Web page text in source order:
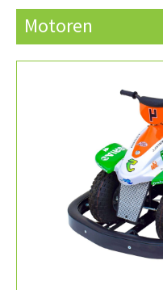
Motoren
MEER